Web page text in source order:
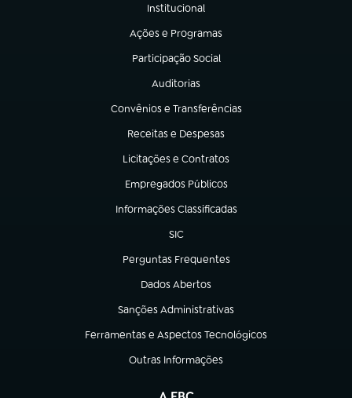
Institucional
(abre em nova aba)
Ações e Programas
(abre em nova aba)
Participação Social
(abre em nova aba)
Auditorias
(abre em nova aba)
Convênios e Transferências
(abre em nova aba)
Receitas e Despesas
(abre em nova aba)
Licitações e Contratos
(abre em nova aba)
Empregados Públicos
(abre em nova aba)
Informações Classificadas
(abre em nova aba)
SIC
(abre em nova aba)
Perguntas Frequentes
(abre em nova aba)
Dados Abertos
(abre em nova aba)
Sanções Administrativas
(abre em nova aba)
Ferramentas e Aspectos Tecnológicos
(abre em nova aba)
Outras Informações
(abre em nova aba)